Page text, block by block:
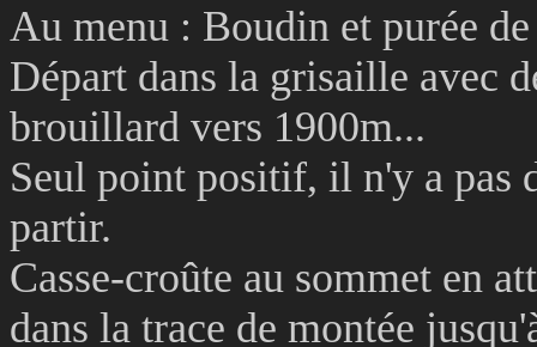
Au menu : Boudin et purée
Départ dans la grisaille avec
brouillard vers 1900m...
Seul point positif, il n'y a pas
partir.
Casse-croûte au sommet en
dans la trace de montée